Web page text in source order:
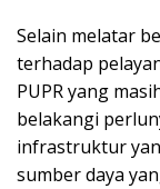
Selain melatar
terhadap
PUPR yang
belakangi
infrastruktur
sumber daya